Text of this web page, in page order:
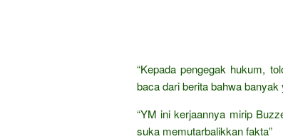
“Kepada pengegak hukum,
baca dari berita bahwa
“YM ini kerjaannya mirip
suka memutarbalikkan fakta”